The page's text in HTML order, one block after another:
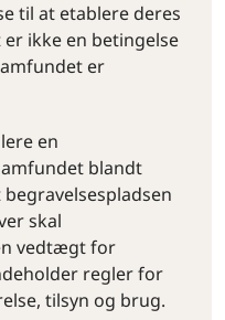
til at etablere deres
ikke en betingelse
er
en
blandt
skal
vedtægt for
regler for
tilsyn og brug.